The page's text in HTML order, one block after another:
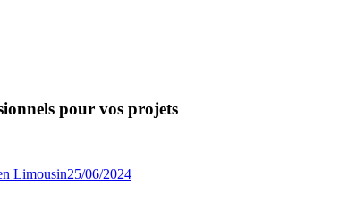
pour vos projets
25/06/2024